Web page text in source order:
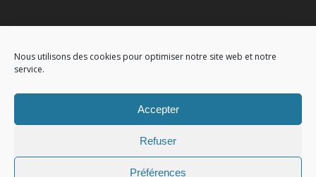
Nous utilisons des cookies pour optimiser notre site web et notre
service.
Accepter
Refuser
Préférences
. All Rights Reserved. L'utilisation de ce site signifie